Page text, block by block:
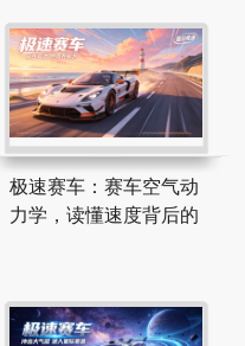
极速赛车：赛车空气动
力学，读懂速度背后的